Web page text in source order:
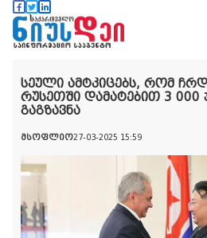
სეული ამტკიცებს, რომ
რუსეთში დამატებით 3 000
გაგზავნა
მსოფლიო27-03-2025 15:59